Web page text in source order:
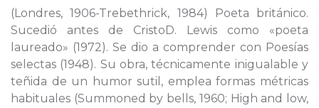
(Londres, 1906-Trebethrick, 1984) Poeta británico.
Sucedió antes de CristoD. Lewis como «poeta
laureado» (1972). Se dio a comprender con Poesías
selectas (1948). Su obra, técnicamente inigualable y
teñida de un humor sutil, emplea formas métricas
habituales (Summoned by bells, 1960; High and low,